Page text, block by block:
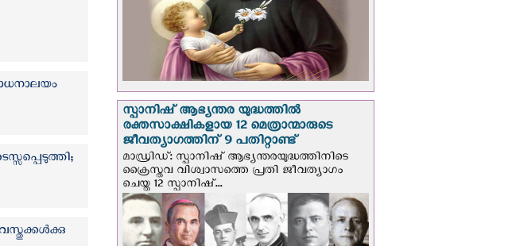
സ്പാനിഷ് ആഭ്യന്തര യുദ്ധത്തില്‍
രക്തസാക്ഷികളായ 12 മെത്രാന്മാരുടെ
ജീവത്യാഗത്തിന് 9 പതിറ്റാണ്ട്
മാഡ്രിഡ്: സ്പാനിഷ് ആഭ്യന്തരയുദ്ധത്തിനിടെ
ക്രൈസ്തവ വിശ്വാസത്തെ പ്രതി ജീവത്യാഗം
ചെയ്ത 12 സ്പാനിഷ്...